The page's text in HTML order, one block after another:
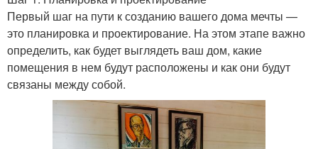
Первый шаг на пути к созданию вашего дома мечты —
это планировка и проектирование. На этом этапе важно
определить, как будет выглядеть ваш дом, какие
помещения в нем будут расположены и как они будут
связаны между собой.